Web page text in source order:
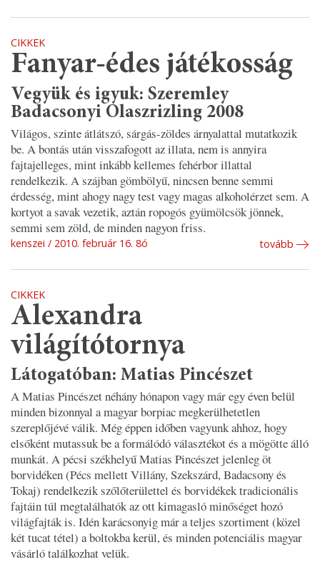
CIKKEK
Fanyar-édes játékosság
Vegyük és igyuk: Szeremley
Badacsonyi Olaszrizling 2008
Világos, szinte átlátszó, sárgás-zöldes árnyalattal mutatkozik
be. A bontás után visszafogott az illata, nem is annyira
fajtajelleges, mint inkább kellemes fehérbor illattal
rendelkezik. A szájban gömbölyű, nincsen benne semmi
érdesség, mint ahogy nagy test vagy magas alkoholérzet sem. A
kortyot a savak vezetik, aztán ropogós gyümölcsök jönnek,
semmi sem zöld, de minden nagyon friss.
kenszei 2010. február 16. 8ó tovább
CIKKEK
Alexandra
világítótornya
Látogatóban: Matias Pincészet
A Matias Pincészet néhány hónapon vagy már egy éven belül
minden bizonnyal a magyar borpiac megkerülhetetlen
szereplőjévé válik. Még éppen időben vagyunk ahhoz, hogy
elsőként mutassuk be a formálódó választékot és a mögötte álló
munkát. A pécsi székhelyű Matias Pincészet jelenleg öt
borvidéken (Pécs mellett Villány, Szekszárd, Badacsony és
Tokaj) rendelkezik szőlőterülettel és borvidékek tradicionális
fajtáin túl megtalálhatók az ott kimagasló minőséget hozó
világfajták is. Idén karácsonyig már a teljes szortiment (közel
két tucat tétel) a boltokba kerül, és minden potenciális magyar
vásárló találkozhat velük.